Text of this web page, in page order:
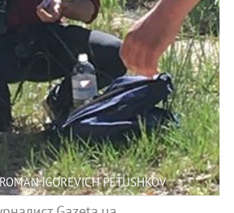
IGOREVICH PETUSHKOV